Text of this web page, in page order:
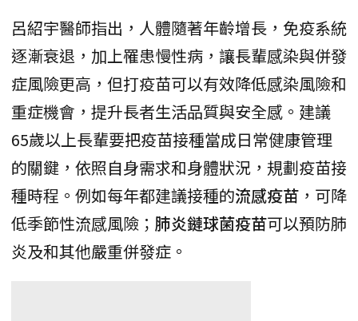
呂紹宇醫師指出，人體隨著年齡增長，免疫系統
逐漸衰退，加上罹患慢性病，讓長輩感染與併發
症風險更高，但打疫苗可以有效降低感染風險和
重症機會，提升長者生活品質與安全感。建議
65歲以上長輩要把疫苗接種當成日常健康管理
的關鍵，依照自身需求和身體狀況，規劃疫苗接
種時程。例如每年都建議接種的流感疫苗 ，可降
低季節性流感風險； 肺炎鏈球菌疫苗可以預防肺
炎及和其他嚴重併發症。